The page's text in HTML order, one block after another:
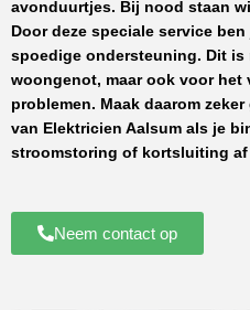
avonduurtjes. Bij nood staan
Door deze speciale service
spoedige ondersteuning. Dit
woongenot, maar ook voor
problemen. Maak daarom
van Elektricien Aalsum als je
stroomstoring of kortsluiting
Neem contact op